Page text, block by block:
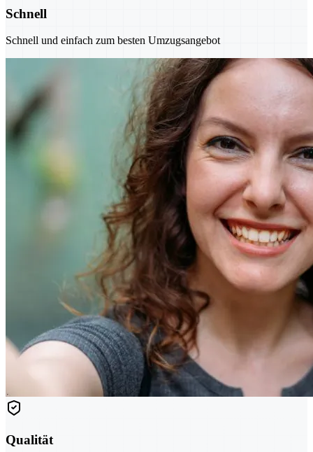
Schnell
Schnell und einfach zum besten Umzugsangebot
Qualität